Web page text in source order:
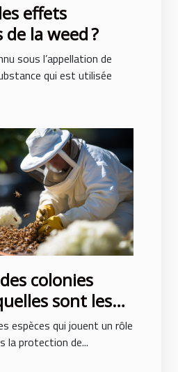
effets
la weed ?
sous l’appellation de
qui est utilisée
colonies
sont les
espèces qui jouent un rôle
la protection de...